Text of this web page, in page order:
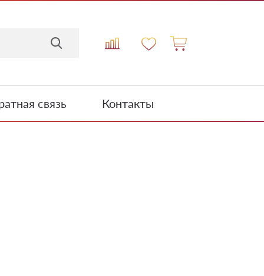
связь Контакты